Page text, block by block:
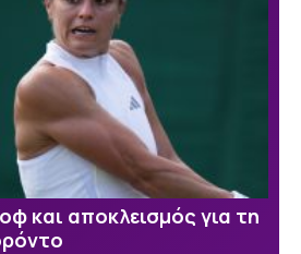
και αποκλεισμός για τη